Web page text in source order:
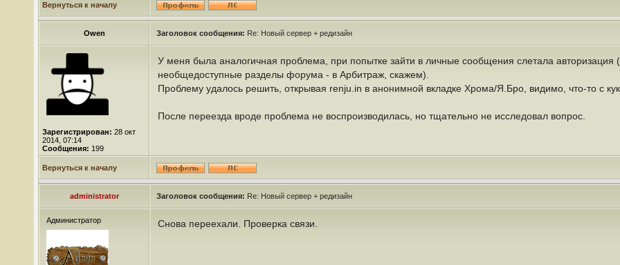
Вернуться к началу
Owen Заголовок сообщения: Re: Новый сервер + редизайн
Зарегистрирован: 28 окт
2014, 07:14
Сообщения: 199
У меня была аналогичная проблема, при попытке зайти в личные сообщения слетала авторизация
необщедоступные разделы форума - в Арбитраж, скажем).
Проблему удалось решить, открывая renju.in в анонимной вкладке Хрома/Я.Бро, видимо, что-то с
После переезда вроде проблема не воспроизводилась, но тщательно не исследовал вопрос.
Вернуться к началу
administrator Заголовок сообщения: Re: Новый сервер + редизайн
Администратор Снова переехали. Проверка связи.